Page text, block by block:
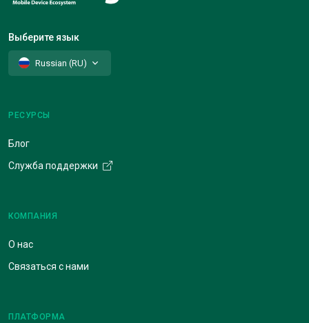
Выберите язык
Russian (RU)
РЕСУРСЫ
Блог
Служба поддержки
КОМПАНИЯ
О нас
Связаться с нами
ПЛАТФОРМА